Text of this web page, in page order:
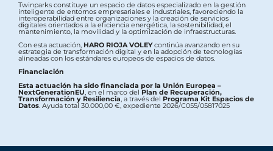
Twinparks constituye un espacio de datos especializado en la gestión
inteligente de entornos empresariales e industriales, favoreciendo la
interoperabilidad entre organizaciones y la creación de servicios
digitales orientados a la eficiencia energética, la sostenibilidad, el
mantenimiento, la movilidad y la optimización de infraestructuras.
Con esta actuación, HARO RIOJA VOLEYcontinúa avanzando en su
estrategia de transformación digital y en la adopción de tecnologías
alineadas con los estándares europeos de espacios de datos.
Financiación
Esta actuación ha sido financiada por la Unión Europea –
NextGenerationEU , en el marco delPlan de Recuperación,
Transformación y Resiliencia , a través del Programa Kit Espacios de
Datos . Ayuda total 30.000,00 €, expediente 2026/C055/05817025